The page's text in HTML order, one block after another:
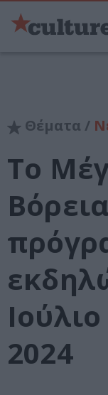
Θέματα /
Το
2024